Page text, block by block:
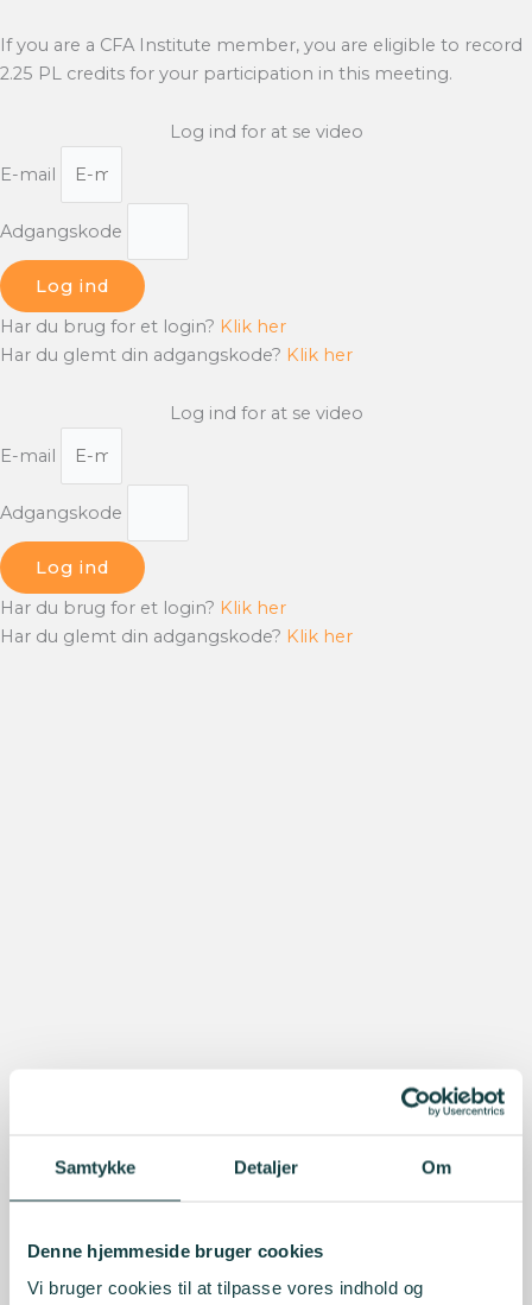
Samtykke Detaljer Om
Denne hjemmeside bruger cookies
Vi bruger cookies til at tilpasse vores indhold og
If you are a CFA Institute member, you are eligible to record
2.25 PL credits for your participation in this meeting.
Log ind for at se video
E-mail
Adgangskode
Log ind
Har du brug for et login? Klik her
Har du glemt din adgangskode? Klik her
Log ind for at se video
E-mail
Adgangskode
Log ind
Har du brug for et login? Klik her
Har du glemt din adgangskode? Klik her